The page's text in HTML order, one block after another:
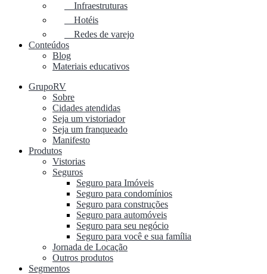
Infraestruturas
Hotéis
Redes de varejo
Conteúdos
Blog
Materiais educativos
GrupoRV
Sobre
Cidades atendidas
Seja um vistoriador
Seja um franqueado
Manifesto
Produtos
Vistorias
Seguros
Seguro para Imóveis
Seguro para condomínios
Seguro para construções
Seguro para automóveis
Seguro para seu negócio
Seguro para você e sua família
Jornada de Locação
Outros produtos
Segmentos